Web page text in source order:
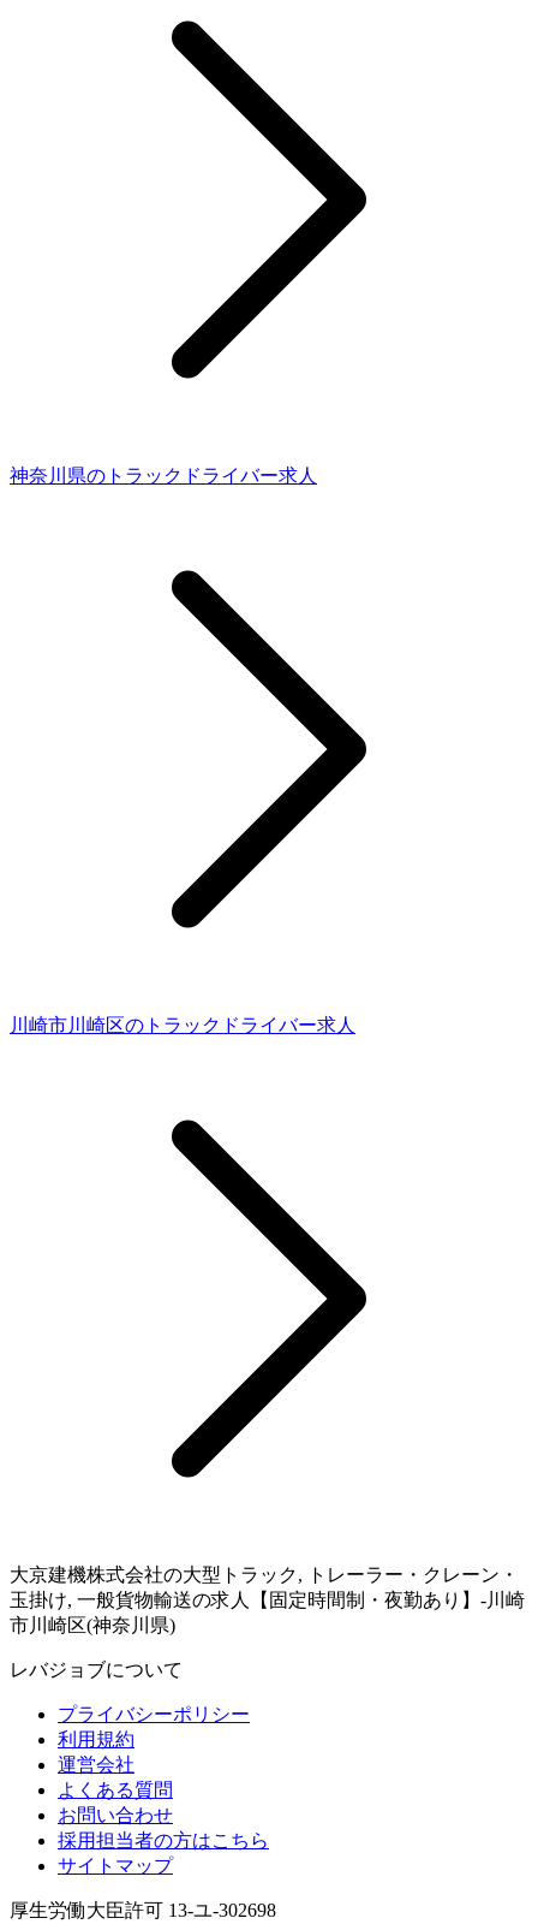
神奈川県のトラックドライバー求人
川崎市川崎区のトラックドライバー求人
大京建機株式会社の大型トラック, トレーラー・クレーン・
玉掛け, 一般貨物輸送の求人【固定時間制・夜勤あり】-川崎
市川崎区(神奈川県)
レバジョブについて
プライバシーポリシー
利用規約
運営会社
よくある質問
お問い合わせ
採用担当者の方はこちら
サイトマップ
厚生労働大臣許可 13-ユ-302698